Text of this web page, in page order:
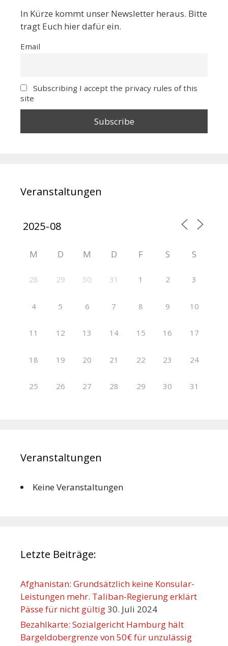
In Kürze kommt unser Newsletter heraus. Bitte
tragt Euch hier dafür ein.
Email
Subscribing I accept the privacy rules of this
site
Veranstaltungen
M D M D F S S
28 29 30 31 1 2 3
4 5 6 7 8 9 10
11 12 13 14 15 16 17
18 19 20 21 22 23 24
25 26 27 28 29 30 31
Veranstaltungen
Keine Veranstaltungen
Letzte Beiträge:
Afghanistan: Grundsätzlich keine Konsular-
Leistungen mehr. Taliban-Regierung erklärt
Pässe für nicht gültig30. Juli 2024
Bezahlkarte: Sozialgericht Hamburg hält
Bargeldobergrenze von 50€ für unzulässig